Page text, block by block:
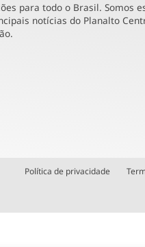
para todo o Brasil. Somos
notícias do Planalto
Política de privacidade